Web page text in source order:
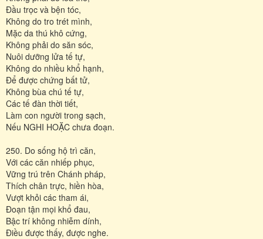
Ðầu trọc và bện tóc,
Không do tro trét mình,
Mặc da thú khô cứng,
Không phải do săn sóc,
Nuôi dưỡng lửa tế tự,
Không do nhiều khổ hạnh,
Ðể được chứng bất tử,
Không bùa chú tế tự,
Các tế đàn thời tiết,
Làm con người trong sạch,
Nếu NGHI HOẶC chưa đoạn.
250. Do sống hộ trì căn,
Với các căn nhiếp phục,
Vững trú trên Chánh pháp,
Thích chân trực, hiền hòa,
Vượt khỏi các tham ái,
Ðoạn tận mọi khổ đau,
Bậc trí không nhiễm dính,
Ðiều được thấy, được nghe.